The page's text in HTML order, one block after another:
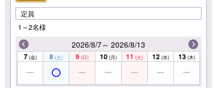
定員
1～2名様
2026/8/7～ 2026/8/13
7 (金) 8 (土) 9 (日) 10 (月) 11 (火) 12 (水) 13 (木)